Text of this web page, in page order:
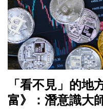
「看不見」的地
富》：潛意識大